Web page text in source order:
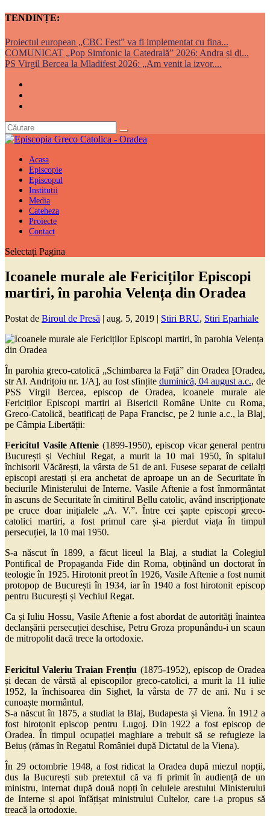
TENDINȚE:
Proiectul european „CBC Fest” va fi implementat cu fina...
COMUNICAT „Pop Simfonic la Catedrală” 2026: Andra și di...
PS Virgil Bercea la Mladifest 2026: „Am venit la izvor....
Acasa
Episcopie
Episcopul
Institutii
Media
Cateheza
Proiecte
Contact
Selectați Pagina
Icoanele murale ale Fericiților Episcopi
martiri, în parohia Velența din Oradea
Postat de Biroul de Presă | aug. 5, 2019 | Stiri BRU, Stiri Eparhiale
În parohia greco-catolică „Schimbarea la Față” din Oradea [Oradea,
str Al. Andrițoiu nr. 1/A], au fost sfințite duminică, 04 august a.c., de
PSS Virgil Bercea, episcop de Oradea, icoanele murale ale
Fericiților Episcopi martiri ai Bisericii Române Unite cu Roma,
Greco-Catolică, beatificați de Papa Francisc, pe 2 iunie a.c., la Blaj,
pe Câmpia Libertății:
Fericitul Vasile Aftenie (1899-1950), episcop vicar general pentru
București și Vechiul Regat, a murit la 10 mai 1950, în spitalul
închisorii Văcărești, la vârsta de 51 de ani. Fusese separat de ceilalți
episcopi arestați și era anchetat de aproape un an de Securitate în
beciurile Ministerului de Interne. Vasile Aftenie a fost înmormântat
în ascuns de Securitate în cimitirul Bellu catolic, având inscripționate
pe cruce doar inițialele „A. V.”. Între cei șapte episcopi greco-
catolici martiri, a fost primul care și-a pierdut viața în timpul
persecuției, la 10 mai 1950.
S-a născut în 1899, a făcut liceul la Blaj, a studiat la Colegiul
Pontifical de Propaganda Fide din Roma, obținând un doctorat în
teologie în 1925. Hirotonit preot în 1926, Vasile Aftenie a fost numit
protopop de București în 1934, iar în 1940 a fost hirotonit episcop
pentru București și Vechiul Regat.
Ca și Iuliu Hossu, Vasile Aftenie a fost abordat de autorități înaintea
declanșării persecuției deschise, Petru Groza propunându-i un scaun
de mitropolit dacă trece la ortodoxie.
Fericitul Valeriu Traian Frențiu (1875-1952), episcop de Oradea
și decan de vârstă al episcopilor greco-catolici, a murit la 11 iulie
1952, la închisoarea din Sighet, la vârsta de 77 de ani. Nu i se
cunoaște mormântul.
S-a născut în 1875, a studiat la Blaj, Budapesta și Viena. În 1912 a
fost hirotonit episcop pentru Lugoj. Din 1922 a fost episcop de
Oradea. În timpul ocupației maghiare a trebuit să se refugieze la
Beiuș (rămas în Regatul României după Dictatul de la Viena).
În 29 octombrie 1948, a fost ridicat la Oradea după miezul nopții,
dus la București sub pretextul că va fi primit în audiență de un
ministru, internat după două nopți în celulele arestului Ministerului
de Interne și apoi înfățișat ministrului Cultelor, care i-a propus să
treacă la ortodoxie.